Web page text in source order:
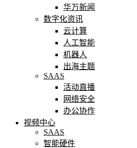
华万新闻
数字化资讯
云计算
人工智能
机器人
出海主题
SAAS
活动直播
网络安全
办公协作
视频中心
SAAS
智能硬件